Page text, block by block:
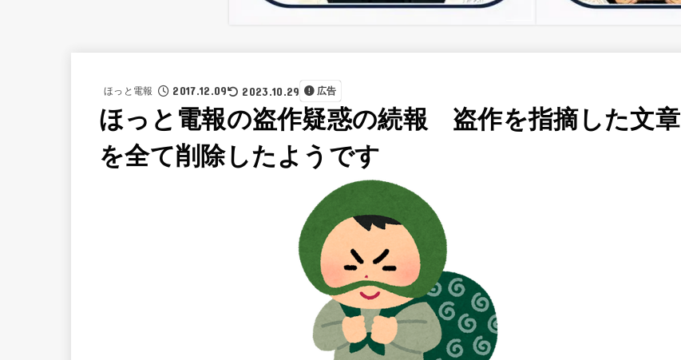
ほっと電報 2017.12.09 2023.10.29 広告
ほっと電報の盗作疑惑の続報 盗作を指摘した文章
を全て削除したようです